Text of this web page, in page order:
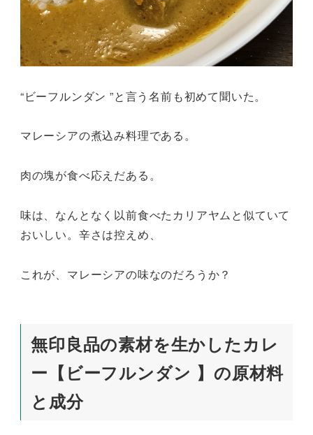
“ビーフルンダン ”と言う名前も初めて聞いた。
マレーシアの煮込み料理である。
肉の塊が食べ応えだある。
味は、なんとなく以前食べたカリアヤムと似ていて
おいしい。辛さは控えめ、
これが、マレーシアの味なのだろうか？
無印良品の素材を生かしたカレ
ー【ビーフルンダン 】の原材料
と成分